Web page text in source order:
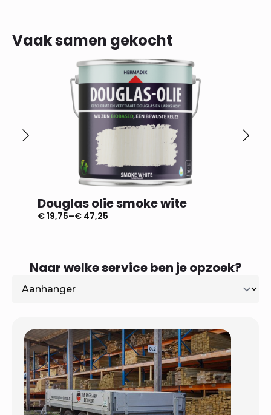
Vaak samen gekocht
Douglas olie smoke wite
€19,75–€ 47,25
Prijsklasse:
Naar welke service ben je opzoek?